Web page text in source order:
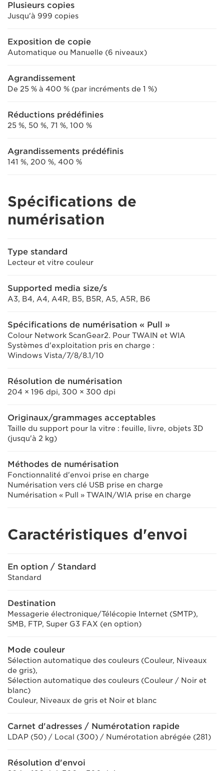
Plusieurs copies
Jusqu'à 999 copies
Exposition de copie
Automatique ou Manuelle (6 niveaux)
Agrandissement
De 25 % à 400 % (par incréments de 1 %)
Réductions prédéfinies
25 %, 50 %, 71 %, 100 %
Agrandissements prédéfinis
141 %, 200 %, 400 %
Spécifications de
numérisation
Type standard
Lecteur et vitre couleur
Supported media size/s
A3, B4, A4, A4R, B5, B5R, A5, A5R, B6
Spécifications de numérisation « Pull »
Colour Network ScanGear2. Pour TWAIN et WIA
Systèmes d'exploitation pris en charge :
Windows Vista/7/8/8.1/10
Résolution de numérisation
204 × 196 dpi, 300 × 300 dpi
Originaux/grammages acceptables
Taille du support pour la vitre : feuille, livre, objets 3D
(jusqu'à 2 kg)
Méthodes de numérisation
Fonctionnalité d'envoi prise en charge
Numérisation vers clé USB prise en charge
Numérisation « Pull » TWAIN/WIA prise en charge
Caractéristiques d'envoi
En option / Standard
Standard
Destination
Messagerie électronique/Télécopie Internet (SMTP),
SMB, FTP, Super G3 FAX (en option)
Mode couleur
Sélection automatique des couleurs (Couleur, Niveaux
de gris),
Sélection automatique des couleurs (Couleur / Noir et
blanc)
Couleur, Niveaux de gris et Noir et blanc
Carnet d'adresses / Numérotation rapide
LDAP (50) / Local (300) / Numérotation abrégée (281)
Résolution d'envoi